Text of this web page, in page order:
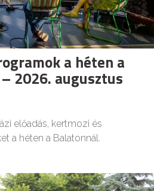
a héten a
2026. augusztus
előadás, kertmozi és
a héten a Balatonnál.